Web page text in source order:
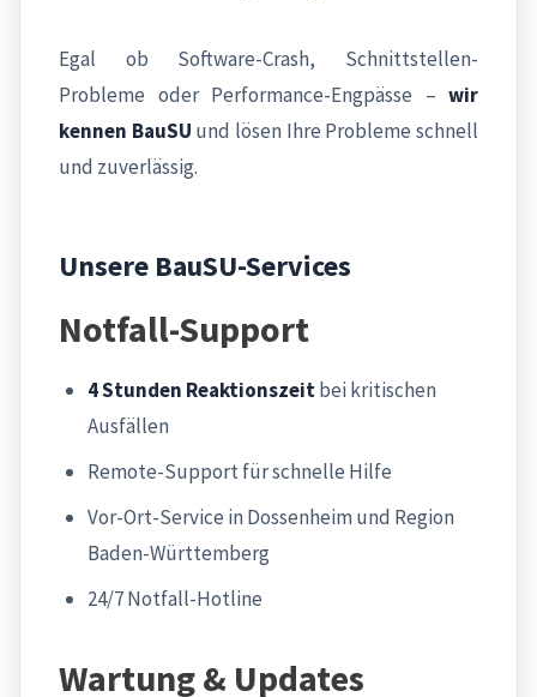
Egal ob Software-Crash, Schnittstellen-
Probleme oder Performance-Engpässe – wir
kennen BauSU und lösen Ihre Probleme schnell
und zuverlässig.
Unsere BauSU-Services
Notfall-Support
4 Stunden Reaktionszeitbei kritischen
Ausfällen
Remote-Support für schnelle Hilfe
Vor-Ort-Service in Dossenheim und Region
Baden-Württemberg
24/7 Notfall-Hotline
Wartung & Updates